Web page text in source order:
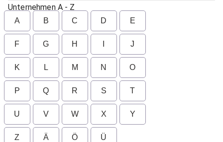
Unternehmen A - Z
A B C D E
F G H J
K L M N O
P Q R S T
U V W X Y
Z Ä Ö Ü